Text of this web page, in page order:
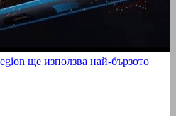
ще използва най-бързото